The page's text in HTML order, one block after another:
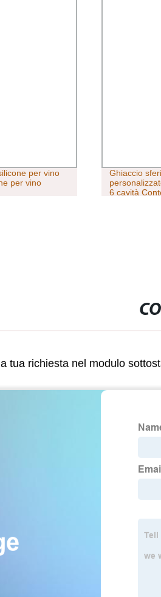
per vino
per vino
Ghiaccio
6 cavità
tua richiesta nel modulo